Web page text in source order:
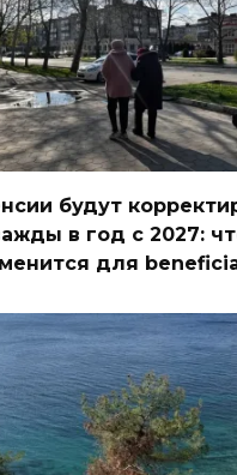
будут
в год с 2027:
для